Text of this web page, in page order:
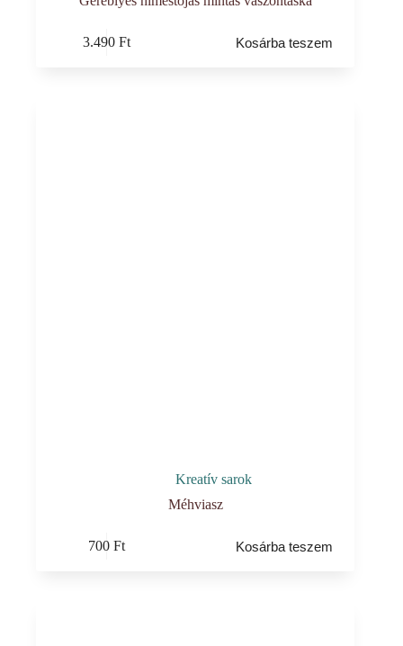
3.490Ft Kosárba teszem
Kreatív sarok
Méhviasz
700Ft Kosárba teszem